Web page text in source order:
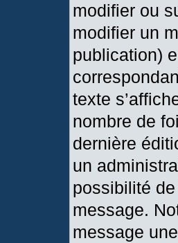
modifier ou
modifier un
publication)
texte
nombre de
dernière
un
possibilité
message.
message